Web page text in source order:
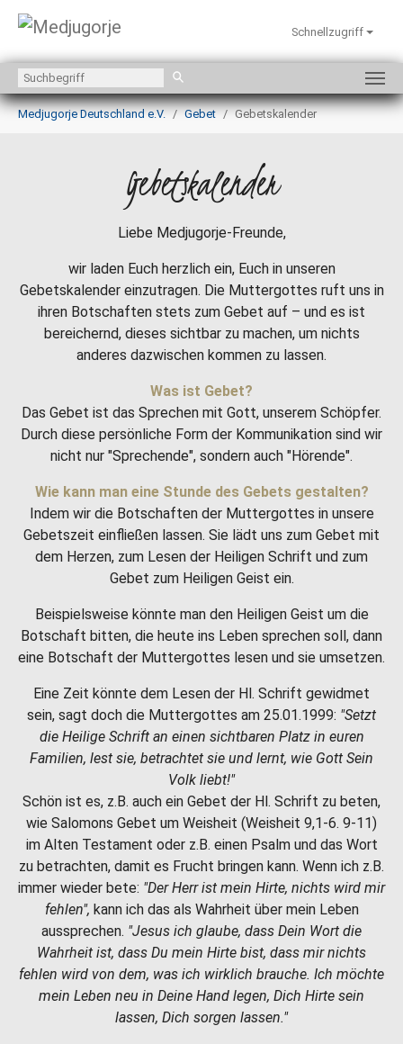
Zum Hauptinhalt springen
Schnellzugriff
Sie sind hier:
Medjugorje Deutschland e.V.
Gebet Gebetskalender
Gebetskalender
Liebe Medjugorje-Freunde,
wir laden Euch herzlich ein, Euch in unseren
Gebetskalender einzutragen. Die Muttergottes ruft uns in
ihren Botschaften stets zum Gebet auf – und es ist
bereichernd, dieses sichtbar zu machen, um nichts
anderes dazwischen kommen zu lassen.
Was ist Gebet?
Das Gebet ist das Sprechen mit Gott, unserem Schöpfer.
Durch diese persönliche Form der Kommunikation sind wir
nicht nur "Sprechende", sondern auch "Hörende".
Wie kann man eine Stunde des Gebets gestalten?
Indem wir die Botschaften der Muttergottes in unsere
Gebetszeit einfließen lassen. Sie lädt uns zum Gebet mit
dem Herzen, zum Lesen der Heiligen Schrift und zum
Gebet zum Heiligen Geist ein.
Beispielsweise könnte man den Heiligen Geist um die
Botschaft bitten, die heute ins Leben sprechen soll, dann
eine Botschaft der Muttergottes lesen und sie umsetzen.
Eine Zeit könnte dem Lesen der Hl. Schrift gewidmet
sein, sagt doch die Muttergottes am 25.01.1999: "Setzt
die Heilige Schrift an einen sichtbaren Platz in euren
Familien, lest sie, betrachtet sie und lernt, wie Gott Sein
Volk liebt!"
Schön ist es, z.B. auch ein Gebet der Hl. Schrift zu beten,
wie Salomons Gebet um Weisheit (Weisheit 9,1-6. 9-11)
im Alten Testament oder z.B. einen Psalm und das Wort
zu betrachten, damit es Frucht bringen kann. Wenn ich z.B.
immer wieder bete: "Der Herr ist mein Hirte, nichts wird mir
fehlen", kann ich das als Wahrheit über mein Leben
aussprechen. "Jesus ich glaube, dass Dein Wort die
Wahrheit ist, dass Du mein Hirte bist, dass mir nichts
fehlen wird von dem, was ich wirklich brauche. Ich möchte
mein Leben neu in Deine Hand legen, Dich Hirte sein
lassen, Dich sorgen lassen."